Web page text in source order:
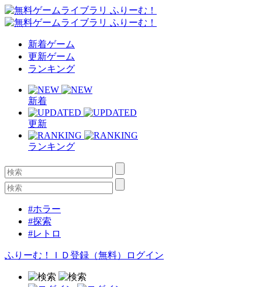
新着ゲーム
更新ゲーム
ランキング
新着
更新
ランキング
#ホラー
#探索
#レトロ
ふりーむ！ＩＤ登録（無料） ログイン